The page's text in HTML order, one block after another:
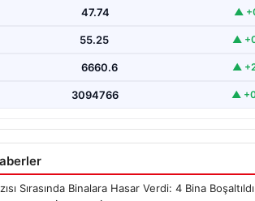
Halen pek…
47.74 ▲
55.25 ▲
6660.6 ▲
3094766 ▲
Sırasında Binalara Hasar Verdi: 4 Bina Boşaltıldı